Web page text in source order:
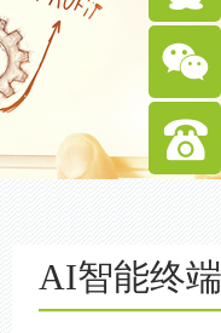
AI智能终
线
客
咨
400-
6196